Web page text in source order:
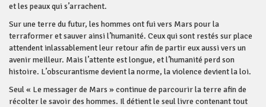
et les peaux qui s’arrachent.
Sur une terre du futur, les hommes ont fui vers Mars pour la
terraformer et sauver ainsi l’humanité. Ceux qui sont restés sur place
attendent inlassablement leur retour afin de partir eux aussi vers un
avenir meilleur. Mais l’attente est longue, et l’humanité perd son
histoire. L’obscurantisme devient la norme, la violence devient la loi.
Seul « Le messager de Mars » continue de parcourir la terre afin de
récolter le savoir des hommes. Il détient le seul livre contenant tout